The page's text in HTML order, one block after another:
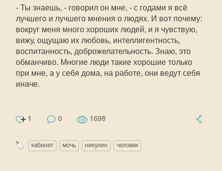
- Ты знаешь, - говорил он мне, - с годами я всё
лучшего и лучшего мнения о людях. И вот почему:
вокруг меня много хороших людей, и я чувствую,
вижу, ощущаю их любовь, интеллигентность,
воспитанность, доброжелательность. Знаю, это
обманчиво. Многие люди такие хорошие только
при мне, а у себя дома, на работе, они ведут себя
иначе.
1 0 1698
кабинет мочь никулин человек